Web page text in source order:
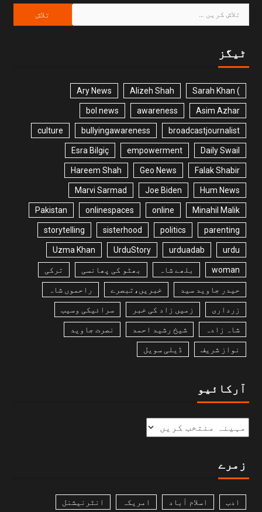
ٹیگز
) Sarah Khan
Alizeh Shah
Ary News
Asim Azhar
awareness
bol news
broadcastjournalist
bullyingawareness
culture
Daily Swail
empowerment
Esra Bilgiç
Falak Shabir
Geo News
Hareem Shah
Hum News
Joe Biden
Marvi Sarmad
Minahil Malik
online
onlinespaces
Pakistan
parenting
politics
sisterhood
storytelling
urdu
urduadab
UrduStory
Uzma Khan
woman بلھے شاہ بھٹو کی پھانسی ترکی
حیدر جاوید سید خبریں،تبصرے راحموں شاہ
زرداری زمیں زاد کی خبر سرائیکی وسیب
شاہ زادہ شیخ رشید احمد نصرت جاوید
نواز شریف ڈیلی سویل
آرکائیو
زمرے
ادب اسلام آباد امریکہ انٹرنیشنل